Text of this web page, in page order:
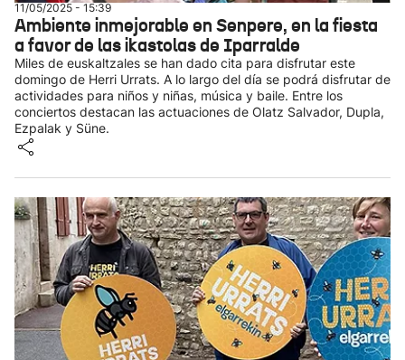
11/05/2025 - 15:39
Ambiente inmejorable en Senpere, en la fiesta
a favor de las ikastolas de Iparralde
Miles de euskaltzales se han dado cita para disfrutar este
domingo de Herri Urrats. A lo largo del día se podrá disfrutar de
actividades para niños y niñas, música y baile. Entre los
conciertos destacan las actuaciones de Olatz Salvador, Dupla,
Ezpalak y Süne.